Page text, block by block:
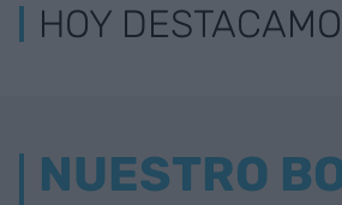
HOY
NUESTRO